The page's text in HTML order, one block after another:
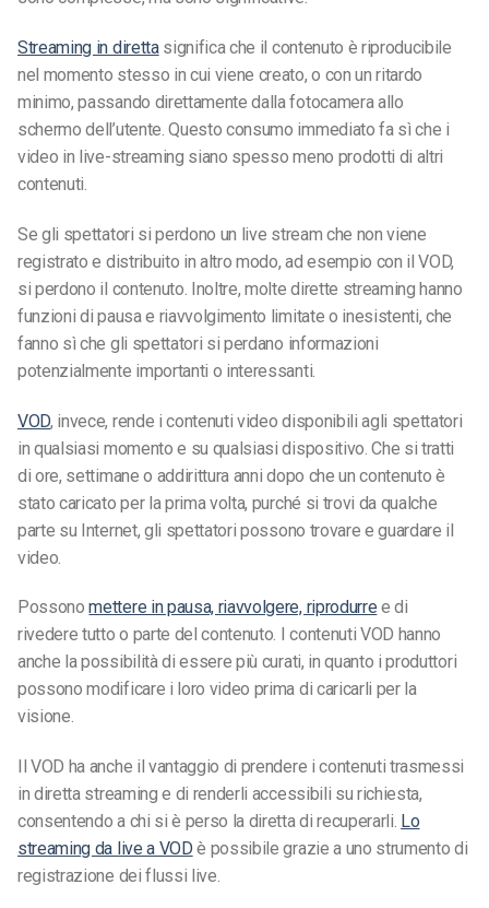
Streaming in direttasignifica che il contenuto è riproducibile
nel momento stesso in cui viene creato, o con un ritardo
minimo, passando direttamente dalla fotocamera allo
schermo dell’utente. Questo consumo immediato fa sì che i
video in live-streaming siano spesso meno prodotti di altri
contenuti.
Se gli spettatori si perdono un live stream che non viene
registrato e distribuito in altro modo, ad esempio con il VOD,
si perdono il contenuto. Inoltre, molte dirette streaming hanno
funzioni di pausa e riavvolgimento limitate o inesistenti, che
fanno sì che gli spettatori si perdano informazioni
potenzialmente importanti o interessanti.
VOD, invece, rende i contenuti video disponibili agli spettatori
in qualsiasi momento e su qualsiasi dispositivo. Che si tratti
di ore, settimane o addirittura anni dopo che un contenuto è
stato caricato per la prima volta, purché si trovi da qualche
parte su Internet, gli spettatori possono trovare e guardare il
video.
Possonomettere in pausa, riavvolgere, riprodurre e di
rivedere tutto o parte del contenuto. I contenuti VOD hanno
anche la possibilità di essere più curati, in quanto i produttori
possono modificare i loro video prima di caricarli per la
visione.
Il VOD ha anche il vantaggio di prendere i contenuti trasmessi
in diretta streaming e di renderli accessibili su richiesta,
consentendo a chi si è perso la diretta di recuperarli. Lo
streaming da live a VOD è possibile grazie a uno strumento di
registrazione dei flussi live.